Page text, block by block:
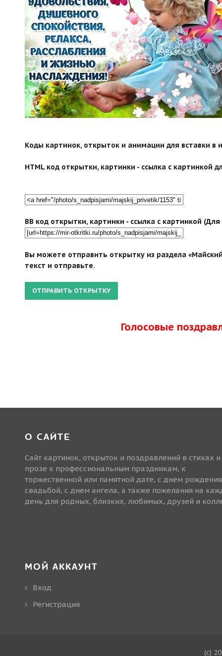
search">
Коды картинок, открыток и анимации для вставки в
HTML код открытки, картинки - ссылка с картинкой
BB код открытки, картинки - ссылка с картинкой
Вы можете отправить открытку из раздела
текст и отправьте.
Голосовые
О САЙТЕ
Сайт картинок, открыток и поздравлений в стихах и
прозе к профессиональным праздникам, к
торжественной или памятной дате, с днем
свадьбой, с днем ангела, а также пожелания на
день для родных, близких, любимых, друзей и
МОЙ АККАУНТ
Вход
Регистрация
(c)